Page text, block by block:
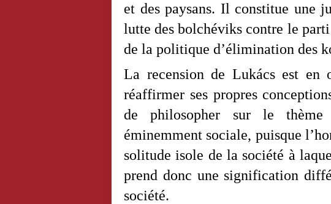
et des paysans. Il constitue une
lutte des bolchéviks contre le
de la politique d’élimination des
La recension de Lukács est en
réaffirmer ses propres
de philosopher sur le
éminemment sociale, puisque
solitude isole de la société à
prend donc une signification
société.